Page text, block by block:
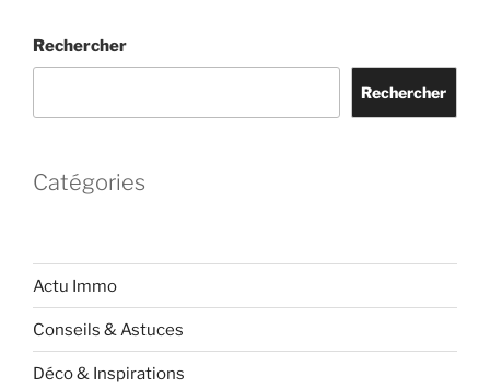
Rechercher
Rechercher
Catégories
Actu Immo
Conseils & Astuces
Déco & Inspirations